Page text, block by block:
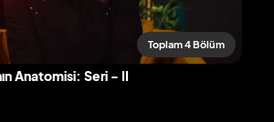
Toplam 4 Bölüm
Anatomisi: Seri - II